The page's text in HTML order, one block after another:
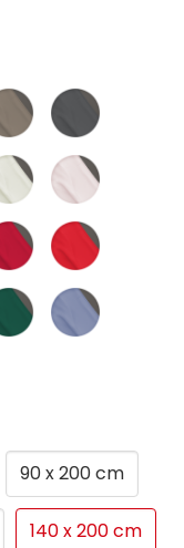
90 x 200 cm
140 x 200 cm